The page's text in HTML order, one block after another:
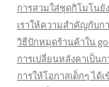
การสวมใส่ชุดกิโมโนยั
เราให้ความสำคัญกับก
วิธีปักหมุดร้านค้าใน
การเปลี่ยนหลังคาเป็น
การให้โอกาสเด็กๆ ได้